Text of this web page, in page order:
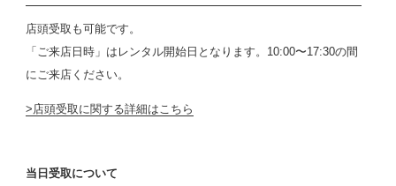
店頭受取も可能です。
「ご来店日時」はレンタル開始日となります。10:00〜17:30の間
にご来店ください。
店頭受取に関する詳細はこちら
当日受取について